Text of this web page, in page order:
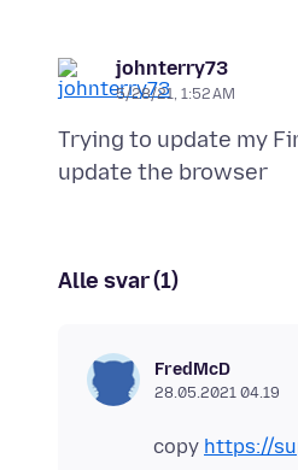
johnterry73
5/28/21, 1:52 AM
Trying to update my
Alle svar (1)
FredMcD
28.05.2021 04.19
copy https://